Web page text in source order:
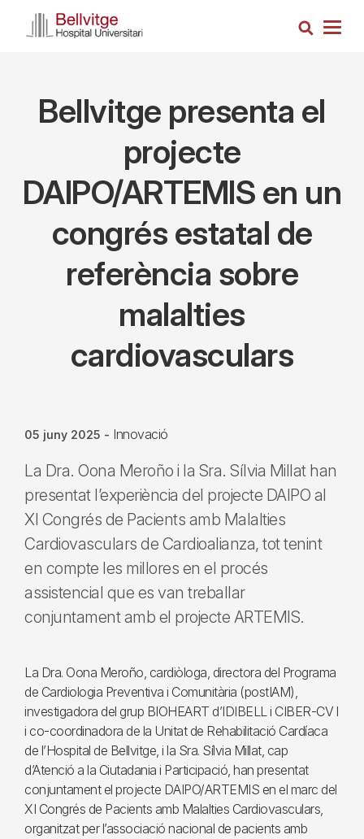
Cerca
Bellvitge presenta el
projecte
DAIPO/ARTEMIS en un
congrés estatal de
referència sobre
malalties
cardiovasculars
05 juny 2025 - Innovació
La Dra. Oona Meroño i la Sra. Sílvia Millat han
presentat l’experiència del projecte DAIPO al
XI Congrés de Pacients amb Malalties
Cardiovasculars de Cardioalianza, tot tenint
en compte les millores en el procés
assistencial que es van treballar
conjuntament amb el projecte ARTEMIS.
La Dra. Oona Meroño, cardiòloga, directora del Programa
de Cardiologia Preventiva i Comunitària (postIAM),
investigadora del grup BIOHEART d’IDIBELL i CIBER-CV l
i co-coordinadora de la Unitat de Rehabilitació Cardíaca
de l’Hospital de Bellvitge, i la Sra. Sílvia Millat, cap
d’Atenció a la Ciutadania i Participació, han presentat
conjuntament el projecte DAIPO/ARTEMIS en el marc del
XI Congrés de Pacients amb Malalties Cardiovasculars,
organitzat per l’associació nacional de pacients amb